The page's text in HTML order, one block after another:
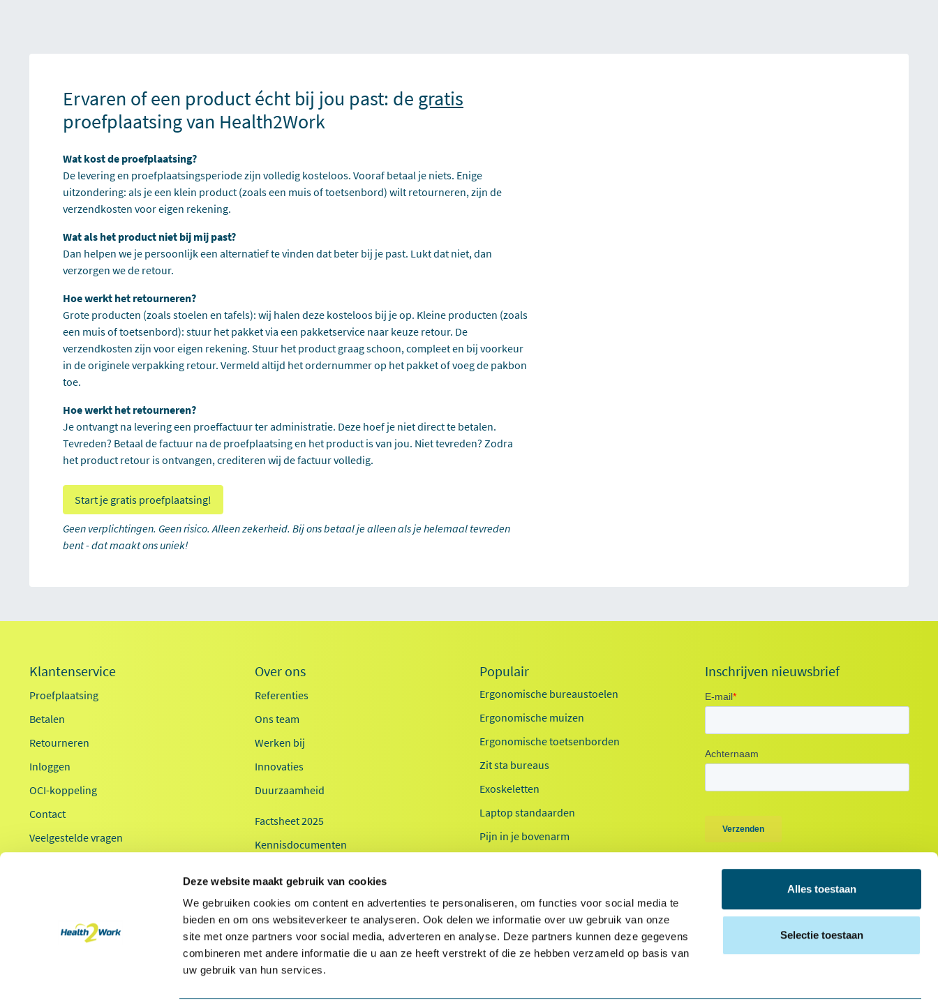
Deze website maakt gebruik van cookies
We gebruiken cookies om content en advertenties te personaliseren, om functies voor social media te
bieden en om ons websiteverkeer te analyseren. Ook delen we informatie over uw gebruik van onze
site met onze partners voor social media, adverteren en analyse. Deze partners kunnen deze gegevens
combineren met andere informatie die u aan ze heeft verstrekt of die ze hebben verzameld op basis van
uw gebruik van hun services.
Alles toestaan
Selectie toestaan
Ervaren of een product écht bij jou past: de gratis
proefplaatsing van Health2Work
Wat kost de proefplaatsing?
De levering en proefplaatsingsperiode zijn volledig kosteloos. Vooraf betaal je niets. Enige
uitzondering: als je een klein product (zoals een muis of toetsenbord) wilt retourneren, zijn de
verzendkosten voor eigen rekening.
Wat als het product niet bij mij past?
Dan helpen we je persoonlijk een alternatief te vinden dat beter bij je past. Lukt dat niet, dan
verzorgen we de retour.
Hoe werkt het retourneren?
Grote producten (zoals stoelen en tafels): wij halen deze kosteloos bij je op. Kleine producten (zoals
een muis of toetsenbord): stuur het pakket via een pakketservice naar keuze retour. De
verzendkosten zijn voor eigen rekening. Stuur het product graag schoon, compleet en bij voorkeur
in de originele verpakking retour. Vermeld altijd het ordernummer op het pakket of voeg de pakbon
toe.
Hoe werkt het retourneren?
Je ontvangt na levering een proeffactuur ter administratie. Deze hoef je niet direct te betalen.
Tevreden? Betaal de factuur na de proefplaatsing en het product is van jou. Niet tevreden? Zodra
het product retour is ontvangen, crediteren wij de factuur volledig.
Start je gratis proefplaatsing!
Geen verplichtingen. Geen risico. Alleen zekerheid. Bij ons betaal je alleen als je helemaal tevreden
bent - dat maakt ons uniek!
Klantenservice
Proefplaatsing
Betalen
Retourneren
Inloggen
OCI-koppeling
Contact
Veelgestelde vragen
* Van toepassing op hoofdvestiging Health2Work B.V.
Over ons
Referenties
Ons team
Werken bij
Innovaties
Duurzaamheid
Factsheet 2025
Kennisdocumenten
Populair
Ergonomische bureaustoelen
Ergonomische muizen
Ergonomische toetsenborden
Zit sta bureaus
Exoskeletten
Laptop standaarden
Pijn in je bovenarm
Werkplekanalyse zorg
Inschrijven nieuwsbrief